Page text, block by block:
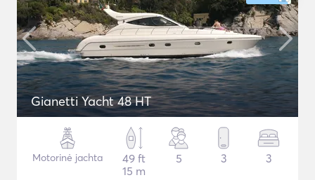
Gianetti Yacht 48 HT
Motorinė jachta
49 ft
15 m
5 3 3